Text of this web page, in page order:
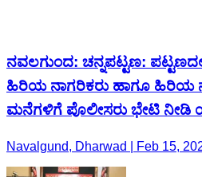
ನವಲಗುಂದ: ಚನ್ನಪಟ್ಟಣ:
ಹಿರಿಯ ನಾಗರಿಕರು ಹಾಗೂ ಹಿರಿಯ
ಮನೆಗಳಿಗೆ ಪೊಲೀಸರು ಭೇಟಿ ನೀಡಿ
Navalgund, Dharwad | Feb 15,